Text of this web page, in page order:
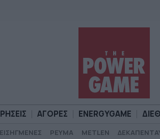
ΑΓΟΡΕΣ ENERGYGAME
ΕΙΣΗΓΜΕΝΕΣ ΡΕΥΜΑ METLEN